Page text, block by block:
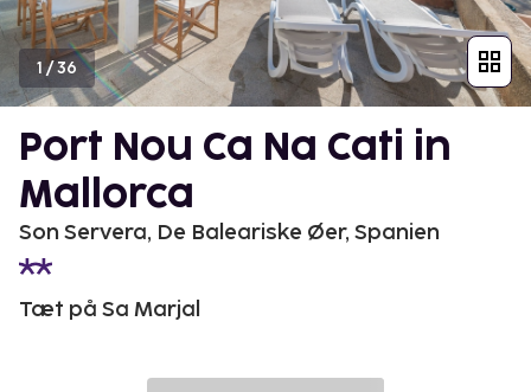
1/36
Port Nou Ca Na Cati in
Mallorca
Son Servera, De Baleariske Øer, Spanien
Tæt på Sa Marjal